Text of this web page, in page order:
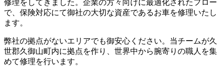
修理をしてきました。企業の方々向けに最適化されたフロー
で、保険対応にて御社の大切な資産であるお車を修理いたし
ます。
弊社の拠点がないエリアでも御安心ください。当チームが久
世郡久御山町内に拠点を作り、世界中から腕寄りの職人を集
めて修理を行います。